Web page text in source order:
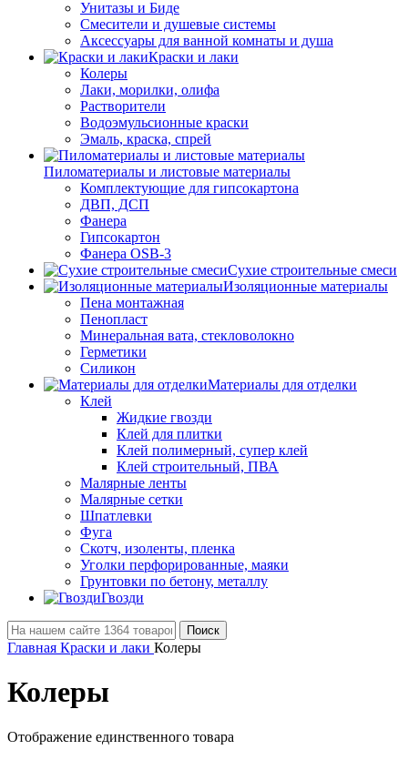
Унитазы и Биде
Смесители и душевые системы
Аксессуары для ванной комнаты и душа
Краски и лаки
Колеры
Лаки, морилки, олифа
Растворители
Водоэмульсионные краски
Эмаль, краска, спрей
Пиломатериалы и листовые материалы
Комплектующие для гипсокартона
ДВП, ДСП
Фанера
Гипсокартон
Фанера OSB-3
Сухие строительные смеси
Изоляционные материалы
Пена монтажная
Пенопласт
Минеральная вата, стекловолокно
Герметики
Силикон
Материалы для отделки
Клей
Жидкие гвозди
Клей для плитки
Клей полимерный, супер клей
Клей строительный, ПВА
Малярные ленты
Малярные сетки
Шпатлевки
Фуга
Скотч, изоленты, пленка
Уголки перфорированные, маяки
Грунтовки по бетону, металлу
Гвозди
Поиск
Главная Краски и лаки Колеры
Колеры
Отображение единственного товара